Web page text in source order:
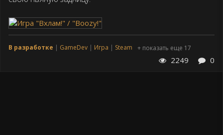
В разработке GameDev Игра Steam + показать еще 17
2249 0